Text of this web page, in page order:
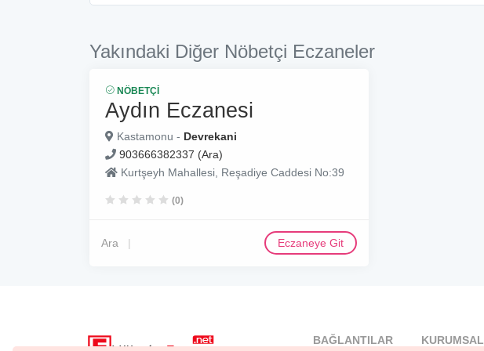
Yakındaki Diğer Nöbetçi Eczaneler
NÖBETÇI
Aydın Eczanesi
Kastamonu - Devrekani
903666382337 (Ara)
Kurtşeyh Mahallesi, Reşadiye Caddesi No:39
(0)
Ara Eczaneye Git
BAĞLANTILAR
KURUMSAL